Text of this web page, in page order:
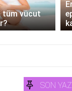
tüm vücut
SON